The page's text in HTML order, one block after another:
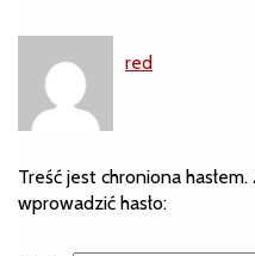
red
Treść jest chroniona
wprowadzić hasło: